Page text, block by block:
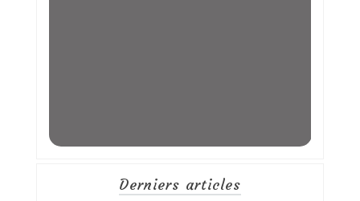
Derniers articles